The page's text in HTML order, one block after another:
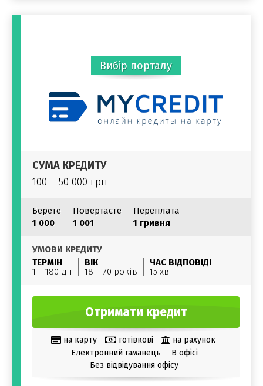
Вибір порталу
СУМА КРЕДИТУ
100 – 50 000 грн
Берете
1 000
Повертаєте
1 001
Переплата
1 гривня
УМОВИ КРЕДИТУ
ТЕРМІН
1 – 180 дн
ВІК
18 – 70 років
ЧАС ВІДПОВІДІ
15 хв
Отримати кредит
на карту готівкові
на рахунок
Електронний гаманець
В офісі
Без відвідування офісу